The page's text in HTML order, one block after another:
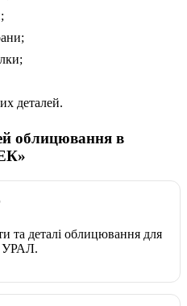
деталей.
облицювання в
та деталі облицювання для
УРАЛ.